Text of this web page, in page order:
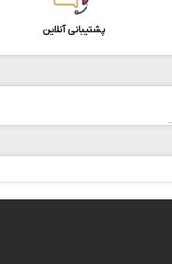
پشتیبانی آنلاین